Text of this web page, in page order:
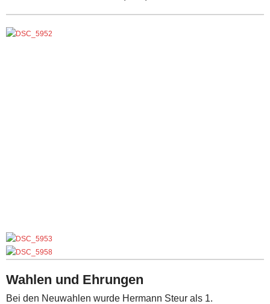
Wahlen und Ehrungen
Bei den Neuwahlen wurde Hermann Steur als 1.